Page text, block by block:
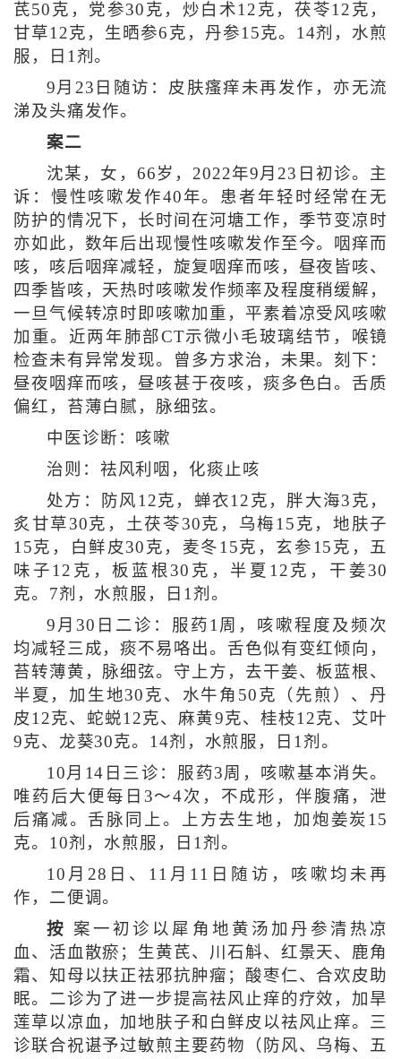
芪50克，党参30克，炒白术12克，茯苓12克，
甘草12克，生晒参6克，丹参15克。14剂，水煎
服，日1剂。
9月23日随访：皮肤瘙痒未再发作，亦无流
涕及头痛发作。
案二
沈某，女，66岁，2022年9月23日初诊。主
诉：慢性咳嗽发作40年。患者年轻时经常在无
防护的情况下，长时间在河塘工作，季节变凉时
亦如此，数年后出现慢性咳嗽发作至今。咽痒而
咳，咳后咽痒减轻，旋复咽痒而咳，昼夜皆咳、
四季皆咳，天热时咳嗽发作频率及程度稍缓解，
一旦气候转凉时即咳嗽加重，平素着凉受风咳嗽
加重。近两年肺部CT示微小毛玻璃结节，喉镜
检查未有异常发现。曾多方求治，未果。刻下：
昼夜咽痒而咳，昼咳甚于夜咳，痰多色白。舌质
偏红，苔薄白腻，脉细弦。
中医诊断：咳嗽
治则：祛风利咽，化痰止咳
处方：防风12克，蝉衣12克，胖大海3克，
炙甘草30克，土茯苓30克，乌梅15克，地肤子
15克，白鲜皮30克，麦冬15克，玄参15克，五
味子12克，板蓝根30克，半夏12克，干姜30
克。7剂，水煎服，日1剂。
9月30日二诊：服药1周，咳嗽程度及频次
均减轻三成，痰不易咯出。舌色似有变红倾向，
苔转薄黄，脉细弦。守上方，去干姜、板蓝根、
半夏，加生地30克、水牛角50克（先煎）、丹
皮12克、蛇蜕12克、麻黄9克、桂枝12克、艾叶
9克、龙葵30克。14剂，水煎服，日1剂。
10月14日三诊：服药3周，咳嗽基本消失。
唯药后大便每日3～4次，不成形，伴腹痛，泄
后痛减。舌脉同上。上方去生地，加炮姜炭15
克。10剂，水煎服，日1剂。
10月28日、11月11日随访，咳嗽均未再
作，二便调。
按 案一初诊以犀角地黄汤加丹参清热凉
血、活血散瘀；生黄芪、川石斛、红景天、鹿角
霜、知母以扶正祛邪抗肿瘤；酸枣仁、合欢皮助
眠。二诊为了进一步提高祛风止痒的疗效，加旱
莲草以凉血，加地肤子和白鲜皮以祛风止痒。三
诊联合祝谌予过敏煎主要药物（防风、乌梅、五